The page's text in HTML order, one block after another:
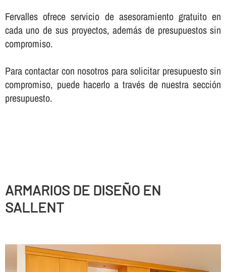
Fervalles ofrece servicio de asesoramiento gratuito en
cada uno de sus proyectos, además de presupuestos sin
compromiso.
Para contactar con nosotros para solicitar presupuesto sin
compromiso, puede hacerlo a través de nuestra sección
presupuesto.
ARMARIOS DE DISEÑO EN
SALLENT